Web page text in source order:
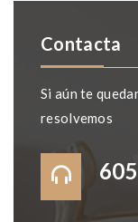
Contacta
Si aún te
resolvemos